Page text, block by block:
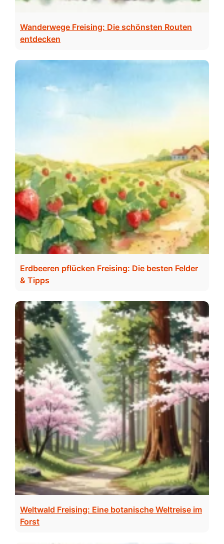
Wanderwege Freising: Die schönsten Routen
entdecken
Erdbeeren pflücken Freising: Die besten Felder
& Tipps
Weltwald Freising: Eine botanische Weltreise im
Forst